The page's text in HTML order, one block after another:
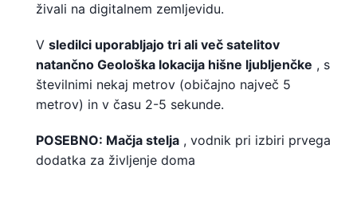
živali na digitalnem zemljevidu.
V sledilci uporabljajo tri ali več satelitov
natančno Geološka lokacija hišne ljubljenčke , s
številnimi nekaj metrov (običajno največ 5
metrov) in v času 2-5 sekunde.
POSEBNO: Mačja stelja , vodnik pri izbiri prvega
dodatka za življenje doma